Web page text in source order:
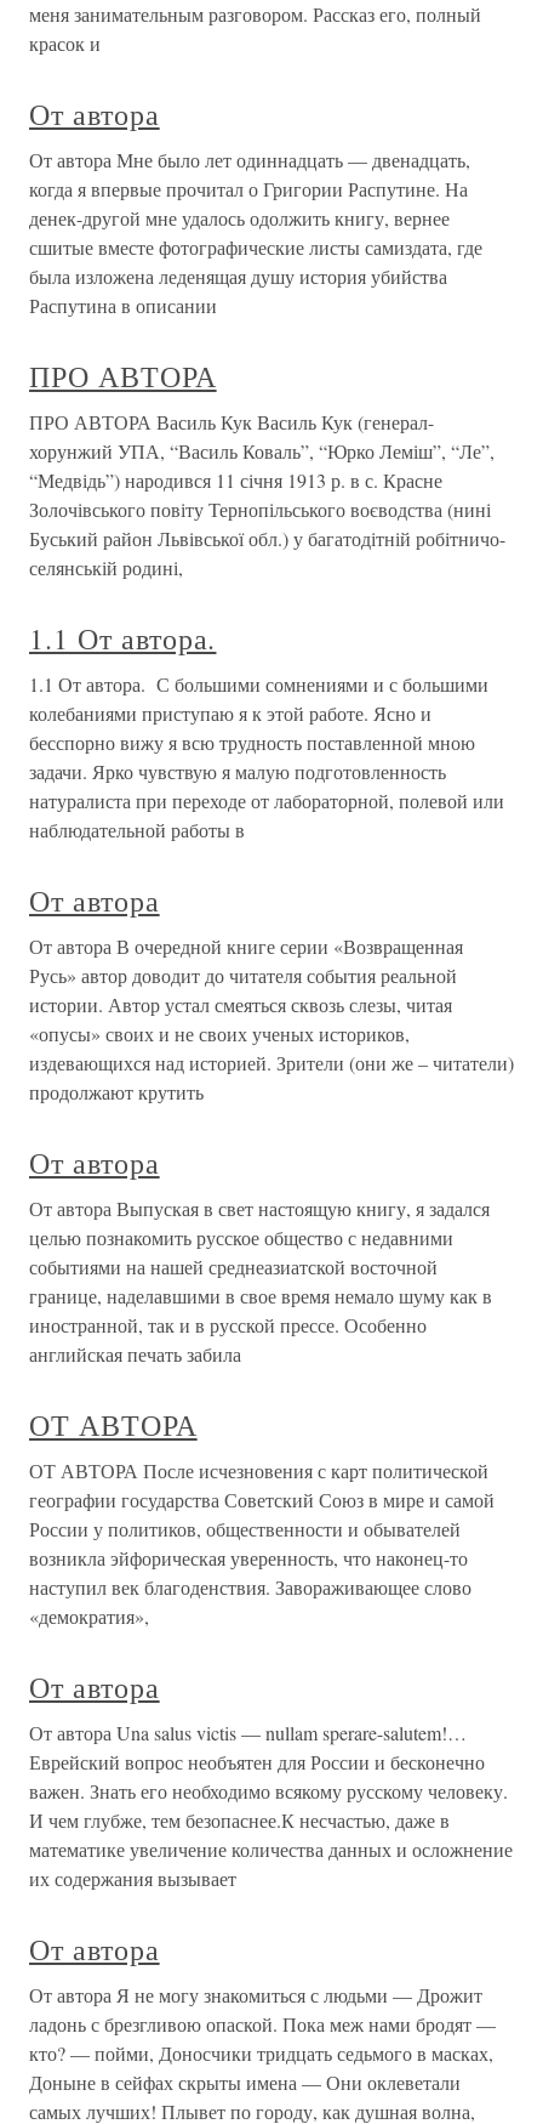
меня занимательным разговором. Рассказ его, полный
красок и
От автора
От автора Мне было лет одиннадцать — двенадцать,
когда я впервые прочитал о Григории Распутине. На
денек-другой мне удалось одолжить книгу, вернее
сшитые вместе фотографические листы самиздата, где
была изложена леденящая душу история убийства
Распутина в описании
ПРО АВТОРА
ПРО АВТОРА Василь Кук Василь Кук (генерал-
хорунжий УПА, “Василь Коваль”, “Юрко Леміш”, “Ле”,
“Медвідь”) народився 11 січня 1913 р. в с. Красне
Золочівського повіту Тернопільського воєводства (нині
Буський район Львівської обл.) у багатодітній робітничо-
селянській родині,
1.1 От автора.
1.1 От автора. С большими сомнениями и с большими
колебаниями приступаю я к этой работе. Ясно и
бесспорно вижу я всю трудность поставленной мною
задачи. Ярко чувствую я малую подготовленность
натуралиста при переходе от лабораторной, полевой или
наблюдательной работы в
От автора
От автора В очередной книге серии «Возвращенная
Русь» автор доводит до читателя события реальной
истории. Автор устал смеяться сквозь слезы, читая
«опусы» своих и не своих ученых историков,
издевающихся над историей. Зрители (они же – читатели)
продолжают крутить
От автора
От автора Выпуская в свет настоящую книгу, я задался
целью познакомить русское общество с недавними
событиями на нашей среднеазиатской восточной
границе, наделавшими в свое время немало шуму как в
иностранной, так и в русской прессе. Особенно
английская печать забила
ОТ АВТОРА
ОТ АВТОРА После исчезновения с карт политической
географии государст­ва Советский Союз в мире и самой
России у политиков, общест­венности и обывателей
возникла эйфорическая уверенность, что наконец-то
наступил век благоденствия. Завораживающее слово
«демократия»,
От автора
От автора Una salus victis — nullam sperare-salutem!…
Еврейский вопрос необъятен для России и бесконечно
важен. Знать его необходимо всякому русскому человеку.
И чем глубже, тем безопаснее.К несчастью, даже в
математике увеличение количества данных и осложнение
их содержания вызывает
От автора
От автора Я не могу знакомиться с людьми — Дрожит
ладонь с брезгливою опаской. Пока меж нами бродят —
кто? — пойми, Доносчики тридцать седьмого в масках,
Доныне в сейфах скрыты имена — Они оклеветали
самых лучших! Плывет по городу, как душная волна,